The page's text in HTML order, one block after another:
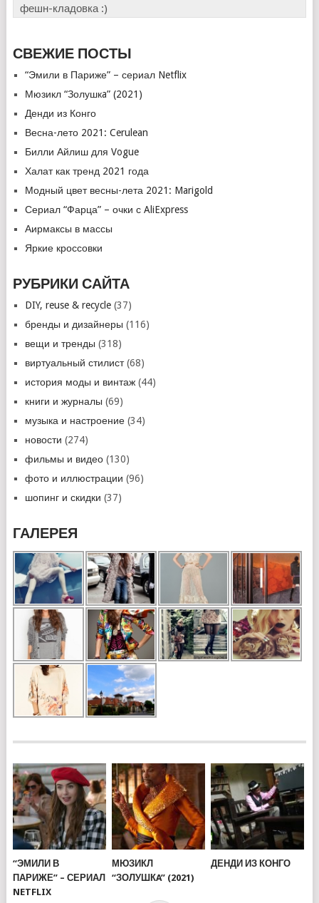
фешн-кладовка :)
СВЕЖИЕ ПОСТЫ
“Эмили в Париже” – сериал Netflix
Мюзикл “Золушкa” (2021)
Денди из Конго
Весна-лето 2021: Cerulean
Билли Айлиш для Vogue
Халат как тренд 2021 года
Модный цвет весны-лета 2021: Marigold
Сериал “Фарца” – очки с AliExpress
Аирмаксы в массы
Яркие кроссовки
РУБРИКИ САЙТА
DIY, reuse & recycle(37)
бренды и дизайнеры (116)
вещи и тренды (318)
виртуальный стилист(68)
история моды и винтаж(44)
книги и журналы (69)
музыка и настроение(34)
новости (274)
фильмы и видео(130)
фото и иллюстрации (96)
шопинг и скидки (37)
ГАЛЕРЕЯ
“ЭМИЛИ В
ПАРИЖЕ” – СЕРИАЛ
NETFLIX
МЮЗИКЛ
“ЗОЛУШКA” (2021)
ДЕНДИ ИЗ КОНГО